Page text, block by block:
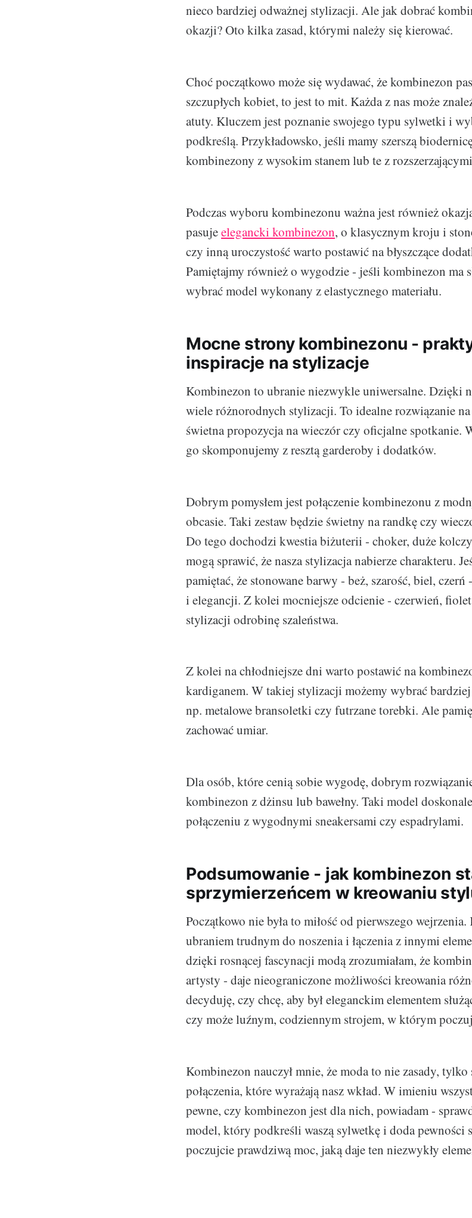
nieco bardziej odważnej stylizacji. Ale jak dobrać
okazji? Oto kilka zasad, którymi należy się kierować.
Choć początkowo może się wydawać, że kombinezon
szczupłych kobiet, to jest to mit. Każda z nas może
atuty. Kluczem jest poznanie swojego typu sylwetki i
podkreślą. Przykładowsko, jeśli mamy szerszą
kombinezony z wysokim stanem lub te z
Podczas wyboru kombinezonu ważna jest również
pasujeelegancki kombinezon, o klasycznym kroju i
czy inną uroczystość warto postawić na błyszczące
Pamiętajmy również o wygodzie - jeśli kombinezon ma
wybrać model wykonany z elastycznego materiału.
Mocne strony kombinezonu -
inspiracje na stylizacje
Kombinezon to ubranie niezwykle uniwersalne. Dzięki
wiele różnorodnych stylizacji. To idealne rozwiązanie
świetna propozycja na wieczór czy oficjalne spotkanie.
go skomponujemy z resztą garderoby i dodatków.
Dobrym pomysłem jest połączenie kombinezonu z
obcasie. Taki zestaw będzie świetny na randkę czy
Do tego dochodzi kwestia biżuterii - choker, duże
mogą sprawić, że nasza stylizacja nabierze charakteru.
pamiętać, że stonowane barwy - beż, szarość, biel, czerń
i elegancji. Z kolei mocniejsze odcienie - czerwień,
stylizacji odrobinę szaleństwa.
Z kolei na chłodniejsze dni warto postawić na
kardiganem. W takiej stylizacji możemy wybrać
np. metalowe bransoletki czy futrzane torebki. Ale
zachować umiar.
Dla osób, które cenią sobie wygodę, dobrym
kombinezon z dżinsu lub bawełny. Taki model
połączeniu z wygodnymi sneakersami czy espadrylami.
Podsumowanie - jak kombinezon
sprzymierzeńcem w kreowaniu
Początkowo nie była to miłość od pierwszego
ubraniem trudnym do noszenia i łączenia z innymi
dzięki rosnącej fascynacji modą zrozumiałam, że
artysty - daje nieograniczone możliwości kreowania
decyduję, czy chcę, aby był eleganckim elementem
czy może luźnym, codziennym strojem, w którym
Kombinezon nauczył mnie, że moda to nie zasady,
połączenia, które wyrażają nasz wkład. W imieniu
pewne, czy kombinezon jest dla nich, powiadam -
model, który podkreśli waszą sylwetkę i doda pewności
poczujcie prawdziwą moc, jaką daje ten niezwykły